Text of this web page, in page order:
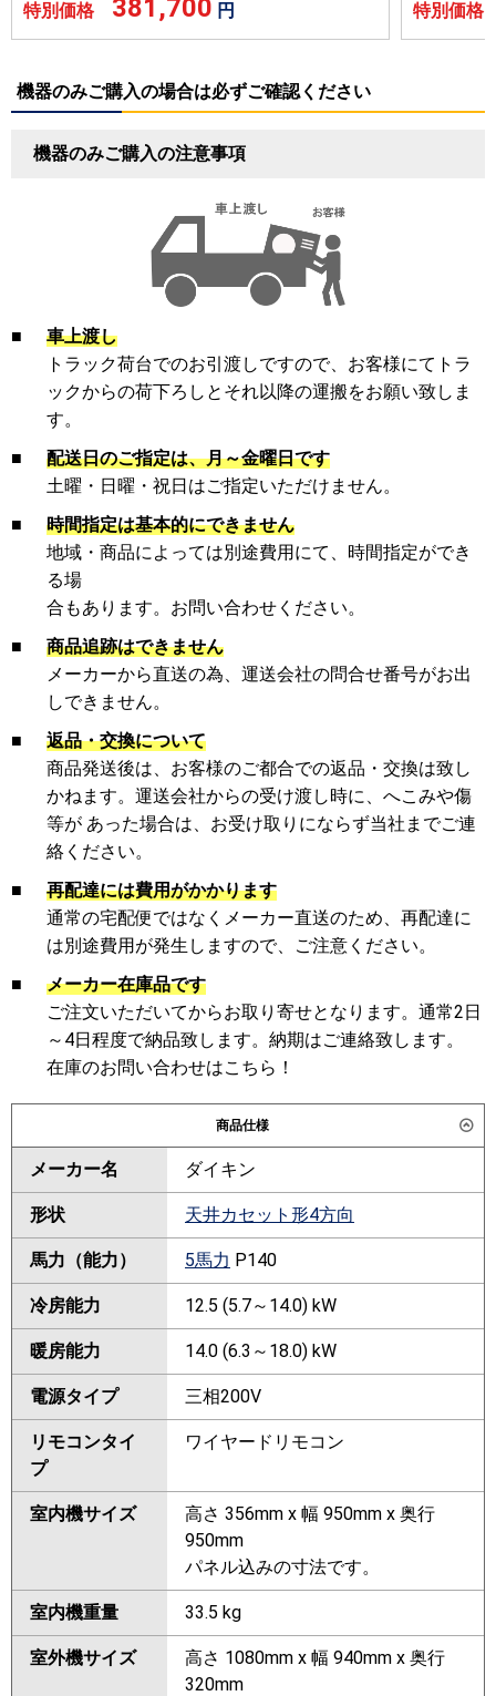
特別価格 381,700 円 特別価
機器のみご購入の場合は必ずご確認ください
機器のみご購入の注意事項
■
車上渡し
トラック荷台でのお引渡しですので、お客様にてトラ
ックからの荷下ろしとそれ以降の運搬をお願い致しま
す。
■
配送日のご指定は、月～金曜日です
土曜・日曜・祝日はご指定いただけません。
■
時間指定は基本的にできません
地域・商品によっては別途費用にて、時間指定ができ
る場
合もあります。お問い合わせください。
■
商品追跡はできません
メーカーから直送の為、運送会社の問合せ番号がお出
しできません。
■
返品・交換について
商品発送後は、お客様のご都合での返品・交換は致し
かねます。運送会社からの受け渡し時に、へこみや傷
等が あった場合は、お受け取りにならず当社までご連
絡ください。
■
再配達には費用がかかります
通常の宅配便ではなくメーカー直送のため、再配達に
は別途費用が発生しますので、ご注意ください。
■
メーカー在庫品です
ご注文いただいてからお取り寄せとなります。通常2日
～4日程度で納品致します。納期はご連絡致します。
在庫のお問い合わせはこちら！
商品仕様
メーカー名 ダイキン
形状 天井カセット形4方向
馬力（能力） 5馬力 P140
冷房能力 12.5 (5.7～14.0) kW
暖房能力 14.0 (6.3～18.0) kW
電源タイプ 三相200V
リモコンタイ
プ
ワイヤードリモコン
室内機サイズ
高さ 356mm x 幅 950mm x 奥行
950mm
パネル込みの寸法です。
室内機重量 33.5 kg
室外機サイズ
高さ 1080mm x 幅 940mm x 奥行
320mm